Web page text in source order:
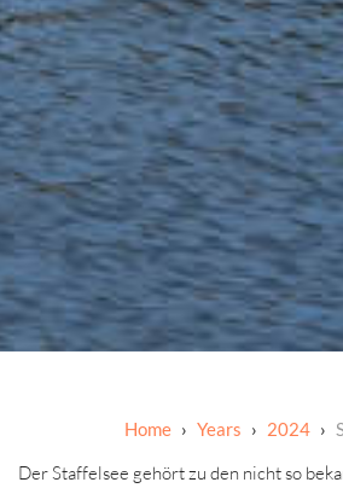
Years 2024
Der Staffelsee gehört zu den nicht so